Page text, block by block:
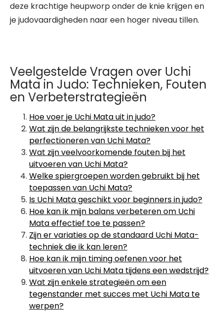
deze krachtige heupworp onder de knie krijgen en
je judovaardigheden naar een hoger niveau tillen.
Veelgestelde Vragen over Uchi
Mata in Judo: Technieken, Fouten
en Verbeterstrategieën
Hoe voer je Uchi Mata uit in judo?
Wat zijn de belangrijkste technieken voor het
perfectioneren van Uchi Mata?
Wat zijn veelvoorkomende fouten bij het
uitvoeren van Uchi Mata?
Welke spiergroepen worden gebruikt bij het
toepassen van Uchi Mata?
Is Uchi Mata geschikt voor beginners in judo?
Hoe kan ik mijn balans verbeteren om Uchi
Mata effectief toe te passen?
Zijn er variaties op de standaard Uchi Mata-
techniek die ik kan leren?
Hoe kan ik mijn timing oefenen voor het
uitvoeren van Uchi Mata tijdens een wedstrijd?
Wat zijn enkele strategieën om een
tegenstander met succes met Uchi Mata te
werpen?